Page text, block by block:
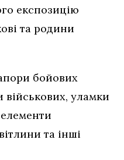
експозицію
та родини
бойових
військових, уламки
та інші